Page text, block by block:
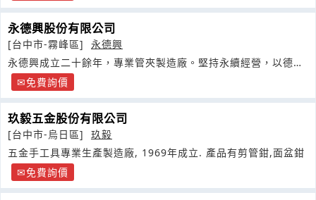
永德興股份有限公司
[台中市-霧峰區]
永德興
永德興成立二十餘年，專業管夾製造廠。堅持永續經營，以德為
本，大家高興
免費詢價
玖毅五金股份有限公司
[台中市-烏日區]
玖毅
五金手工具專業生產製造廠, 1969年成立. 產品有剪管鉗,面盆鉗
免費詢價